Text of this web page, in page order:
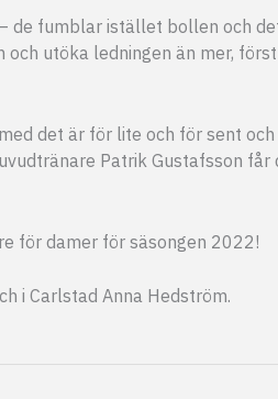
de fumblar istället bollen och
och utöka ledningen än mer,
det är för lite och för sent
Patrik Gustafsson
för damer för säsongen 2022!
i Carlstad Anna Hedström.